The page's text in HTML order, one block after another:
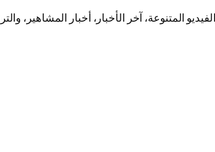
المتنوعة، آخر الأخبار، أخبار المشاهير،